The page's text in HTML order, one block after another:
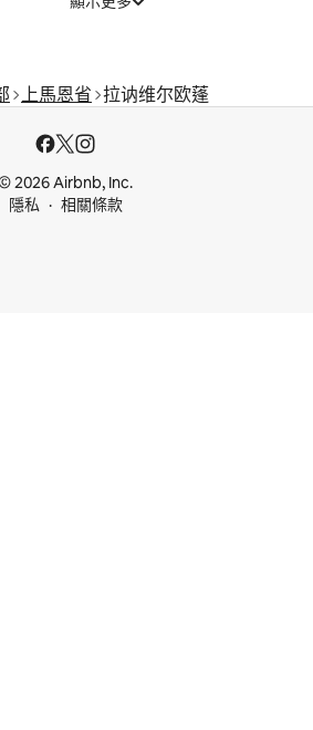
上馬恩省 拉讷维尔欧蓬
2026 Airbnb, Inc.
隱私
相關條款